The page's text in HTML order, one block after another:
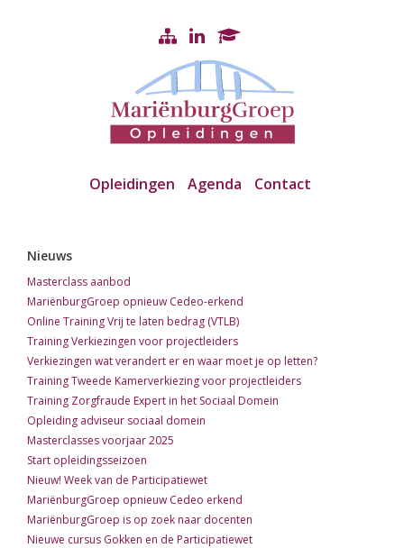
Opleidingen Agenda Contact
Nieuws
Masterclass aanbod
MariënburgGroep opnieuw Cedeo-erkend
Online Training Vrij te laten bedrag (VTLB)
Training Verkiezingen voor projectleiders
Verkiezingen wat verandert er en waar moet je op letten?
Training Tweede Kamerverkiezing voor projectleiders
Training Zorgfraude Expert in het Sociaal Domein
Opleiding adviseur sociaal domein
Masterclasses voorjaar 2025
Start opleidingsseizoen
Nieuw! Week van de Participatiewet
MariënburgGroep opnieuw Cedeo erkend
MariënburgGroep is op zoek naar docenten
Nieuwe cursus Gokken en de Participatiewet